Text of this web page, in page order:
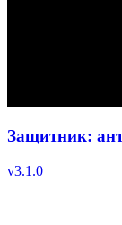
Защитник:
v3.1.0